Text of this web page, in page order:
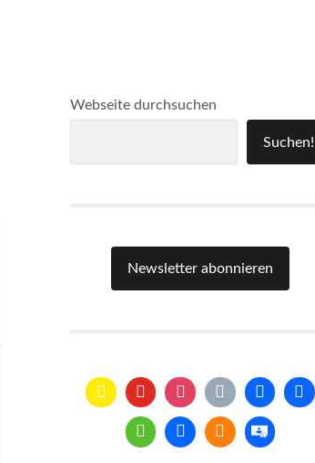
Webseite durchsuchen
Suchen!
Newsletter abonnieren